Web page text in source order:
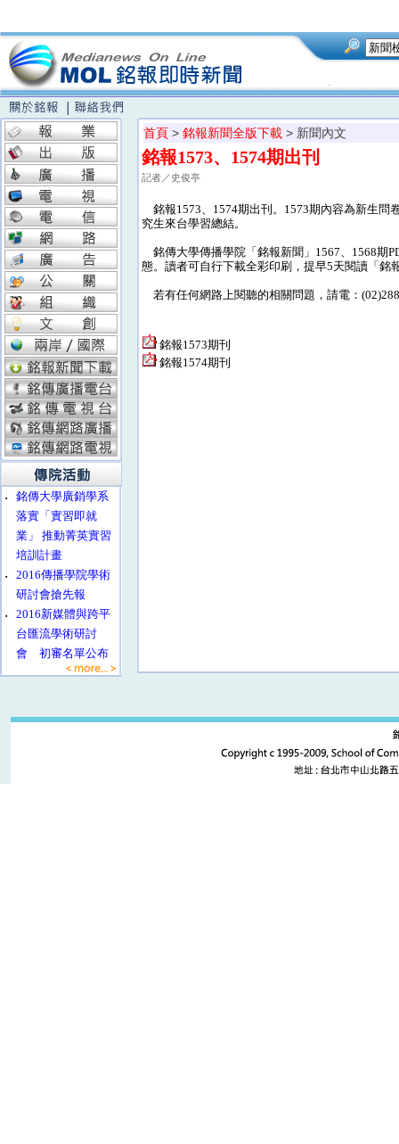
‧
銘傳大學廣銷學系
落實「實習即就
業」 推動菁英實習
培訓計畫
‧
2016傳播學院學術
研討會搶先報
‧
2016新媒體與跨平
台匯流學術研討
會 初審名單公布
首頁 > 銘報新聞全版下載 > 新聞內文
銘報1573、1574期出刊
記者／史俊亭
銘報1573、1574期出刊。1573期內容為新生問
究生來台學習總結。
銘傳大學傳播學院「銘報新聞」1567、1568期
態。讀者可自行下載全彩印刷，提早5天閱讀「銘
若有任何網路上閱聽的相關問題，請電：
銘報1573期刊
銘報1574期刊